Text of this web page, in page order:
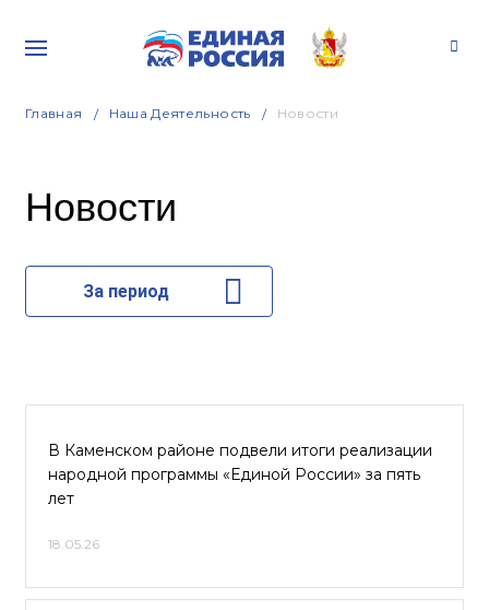
Главная Наша Деятельность Новости
Новости
За период
В Каменском районе подвели итоги реализации
народной программы «Единой России» за пять
лет
18.05.26